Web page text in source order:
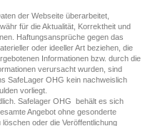
der Webseite überarbeitet,
für die Aktualität, Korrektheit und
Haftungsansprüche gegen das
oder ideeller Art beziehen, die
Informationen bzw. durch die
verursacht wurden, sind
SafeLager OHG kein nachweislich
vorliegt.
Safelager OHG behält es sich
Angebot ohne gesonderte
oder die Veröffentlichung